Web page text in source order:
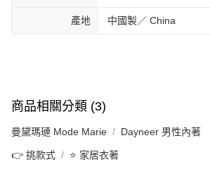
產地 中國製／ China
商品相關分類 (3)
曼黛瑪璉 Mode Marie Dayneer 男性內著
👉 挑款式 ⭐ 家居衣著